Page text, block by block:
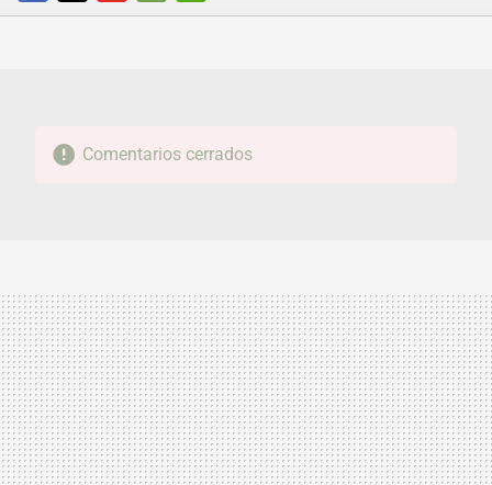
FACEBOOKTWITTERFLIPBOARD
E-
WHATSAPP
Comentarios cerrados